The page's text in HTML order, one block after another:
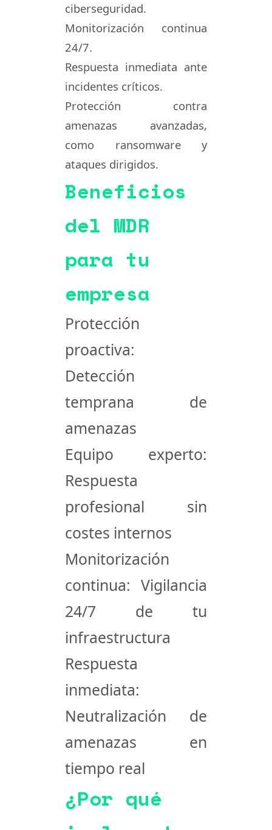
ciberseguridad.
Monitorización continua
24/7.
Respuesta inmediata ante
incidentes críticos.
Protección contra
amenazas avanzadas,
como ransomware y
ataques dirigidos.
Beneficios
del MDR
para tu
empresa
Protección
proactiva:
Detección
temprana de
amenazas
Equipo experto:
Respuesta
profesional sin
costes internos
Monitorización
continua: Vigilancia
24/7 de tu
infraestructura
Respuesta
inmediata:
Neutralización de
amenazas en
tiempo real
¿Por qué